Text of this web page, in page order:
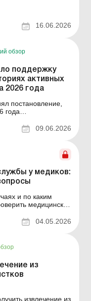
медицинской
от их
частные или
16.06.2026
обзор
поддержку
активных
2026 года
постановление,
года
боевых
средства
09.06.2026
у медиков:
и по каким
медицинское
года Ситуация из
04.05.2026
из
извлечение из